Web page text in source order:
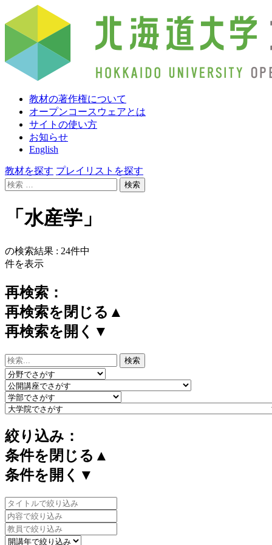
教材の著作権について
オープンコースウェアとは
サイトの使い方
お知らせ
English
教材を探す プレイリストを探す
検
「水産学」
の検索結果 : 24件中
件を表示
再検索：
再検索を閉じる▲
再検索を開く▼
絞り込み：
条件を閉じる▲
条件を開く▼